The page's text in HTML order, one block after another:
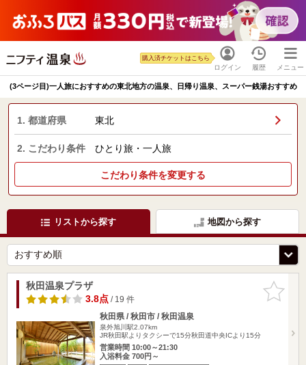
ログイン
購入済チケットはこちら
履歴 メニュー
(3ページ目)一人旅におすすめの東北地方の温泉、日帰り温泉、スーパー銭湯おすすめ
1. 都道府県 東北
2. こだわり条件 ひとり旅・一人旅
こだわり条件を変更する
リストから探す 地図から探す
お気に入
りに追加
秋田温泉プラザ
3.8点/ 19 件
秋田県 / 秋田市 / 秋田温泉
泉外旭川駅2.07km
JR秋田駅よりタクシーで15分秋田道中央ICより15分
営業時間 10:00～21:30
入浴料金 700円～